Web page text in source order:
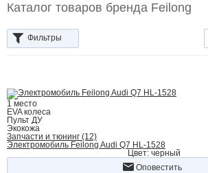
Каталог товаров бренда Feilong
Фильтры
1 место
EVA колеса
Пульт ДУ
Экокожа
Запчасти и тюнинг (12)
Электромобиль Feilong Audi Q7 HL-1528
Цвет: черный
Оповестить